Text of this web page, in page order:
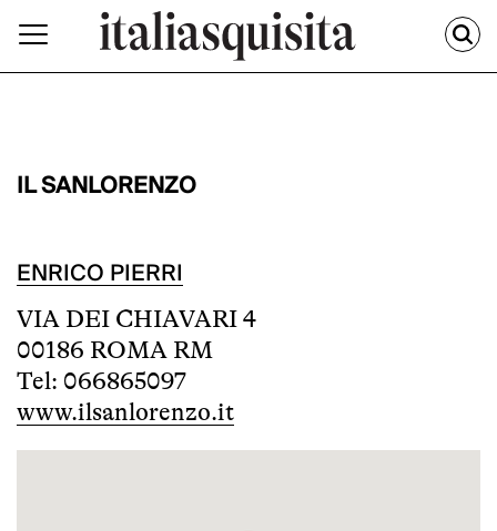
IL SANLORENZO
ENRICO PIERRI
VIA DEI CHIAVARI 4
00186 ROMA RM
Tel: 066865097
www.ilsanlorenzo.it